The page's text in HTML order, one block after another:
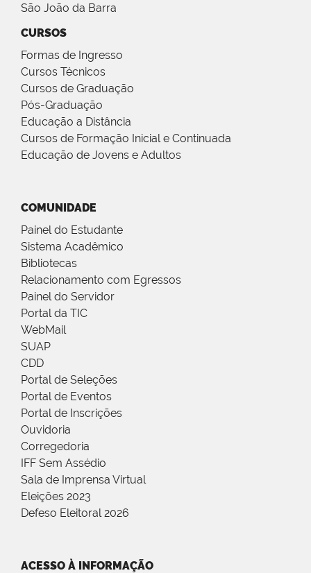
São João da Barra
CURSOS
Formas de Ingresso
Cursos Técnicos
Cursos de Graduação
Pós-Graduação
Educação a Distância
Cursos de Formação Inicial e Continuada
Educação de Jovens e Adultos
COMUNIDADE
Painel do Estudante
Sistema Acadêmico
Bibliotecas
Relacionamento com Egressos
Painel do Servidor
Portal da TIC
WebMail
SUAP
CDD
Portal de Seleções
Portal de Eventos
Portal de Inscrições
Ouvidoria
Corregedoria
IFF Sem Assédio
Sala de Imprensa Virtual
Eleições 2023
Defeso Eleitoral 2026
ACESSO À INFORMAÇÃO